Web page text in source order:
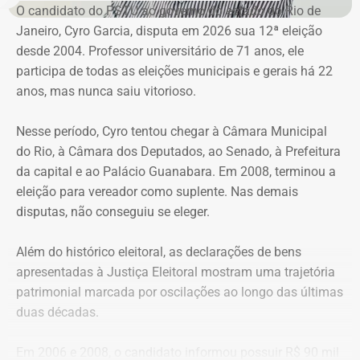
crédito diretamente no aplicativo.
Os 80 guardadores credenciados atuarão orientando os
motoristas sobre o funcionamento do sistema e a
utilização do aplicativo Jaé. Eles não recebem qualquer
de estacionamento é realizada exclusivamente pelo
aplicativo.
Mais de 37 mil validação na Lagoa
Implantado no dia 17 de julho em cerca de 900 vagas no
entorno da Lagoa Rodrigo de Freitas, o projeto piloto do
Rio Rotativo Digital já contabiliza mais de 37 mil
validações de períodos de estacionamento de duas
O candidato do PSTU ao governo do estado do Rio de
Janeiro, Cyro Garcia, disputa em 2026 sua 12ª eleição
desde 2004. Professor universitário de 71 anos, ele
participa de todas as eleições municipais e gerais há 22
anos, mas nunca saiu vitorioso.
Nesse período, Cyro tentou chegar à Câmara Municipal
do Rio, à Câmara dos Deputados, ao Senado, à Prefeitura
da capital e ao Palácio Guanabara. Em 2008, terminou a
eleição para vereador como suplente. Nas demais
disputas, não conseguiu se eleger.
Além do histórico eleitoral, as declarações de bens
apresentadas à Justiça Eleitoral mostram uma trajetória
patrimonial marcada por oscilações ao longo das últimas
duas décadas.